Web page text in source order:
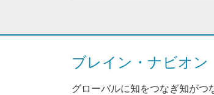
ブレイン・ナビオン
グローバルに知をつなぎ知がつ